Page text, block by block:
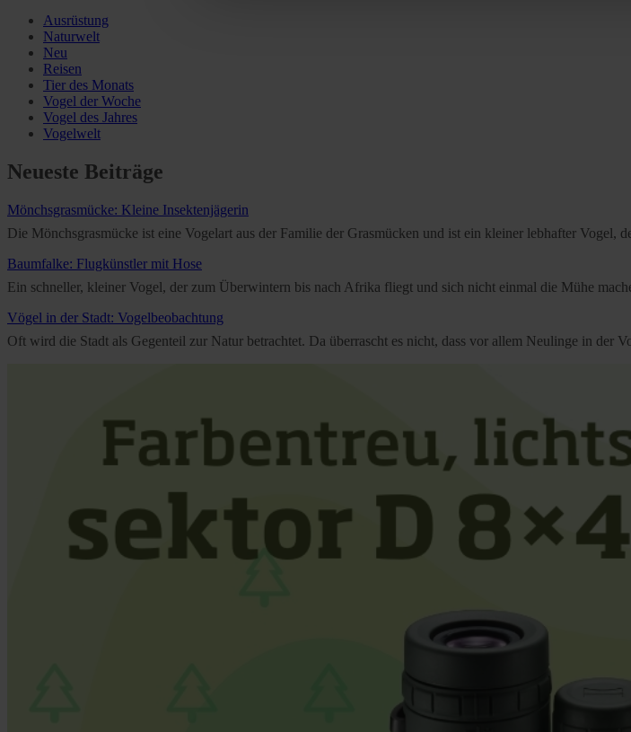
Ausrüstung
Naturwelt
Neu
Reisen
Tier des Monats
Vogel der Woche
Vogel des Jahres
Vogelwelt
Neueste Beiträge
Mönchsgrasmücke: Kleine Insektenjägerin
Die Mönchsgrasmücke ist eine Vogelart aus der Familie der Grasmücken und ist ein kleiner lebhafter Vogel,
Baumfalke: Flugkünstler mit Hose
Ein schneller, kleiner Vogel, der zum Überwintern bis nach Afrika fliegt und sich nicht einmal die Mühe
Vögel in der Stadt: Vogelbeobachtung
Oft wird die Stadt als Gegenteil zur Natur betrachtet. Da überrascht es nicht, dass vor allem Neulinge in der